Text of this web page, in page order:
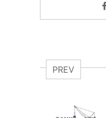
PREV